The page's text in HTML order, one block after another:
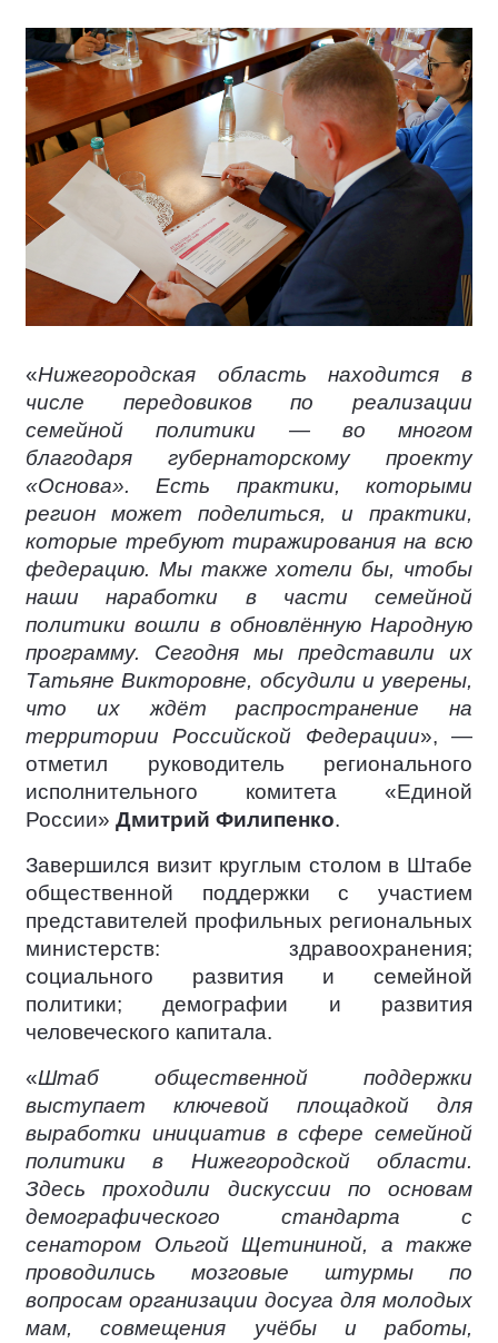
«Нижегородская область находится в
числе передовиков по реализации
семейной политики — во многом
благодаря губернаторскому проекту
«Основа». Есть практики, которыми
регион может поделиться, и практики,
которые требуют тиражирования на всю
федерацию. Мы также хотели бы, чтобы
наши наработки в части семейной
политики вошли в обновлённую Народную
программу. Сегодня мы представили их
Татьяне Викторовне, обсудили и уверены,
что их ждёт распространение на
территории Российской Федерации», —
отметил руководитель регионального
исполнительного комитета «Единой
России» Дмитрий Филипенко.
Завершился визит круглым столом в Штабе
общественной поддержки с участием
представителей профильных региональных
министерств: здравоохранения;
социального развития и семейной
политики; демографии и развития
человеческого капитала.
«Штаб общественной поддержки
выступает ключевой площадкой для
выработки инициатив в сфере семейной
политики в Нижегородской области.
Здесь проходили дискуссии по основам
демографического стандарта с
сенатором Ольгой Щетининой, а также
проводились мозговые штурмы по
вопросам организации досуга для молодых
мам, совмещения учёбы и работы,